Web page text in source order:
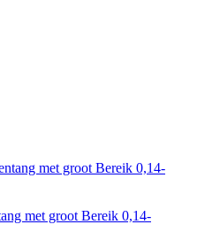
met groot Bereik 0,14-